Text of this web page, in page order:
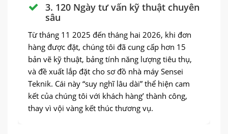
3. 120 Ngày tư vấn kỹ thuật chuyên
sâu
Từ tháng 11 2025 đến tháng hai 2026, khi đơn
hàng được đặt, chúng tôi đã cung cấp hơn 15
bản vẽ kỹ thuật, bảng tính năng lượng tiêu thụ,
và đề xuất lắp đặt cho sơ đồ nhà máy Sensei
Teknik. Cái này “suy nghĩ lâu dài” thể hiện cam
kết của chúng tôi với khách hàng’ thành công,
thay vì vội vàng kết thúc thương vụ.